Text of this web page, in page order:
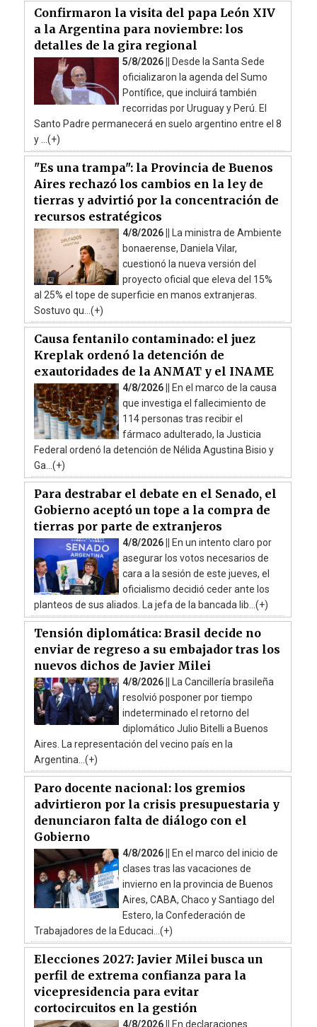
Confirmaron la visita del papa León XIV
a la Argentina para noviembre: los
detalles de la gira regional
5/8/2026 ||
Desde la Santa Sede
oficializaron la agenda del Sumo
Pontífice, que incluirá también
recorridas por Uruguay y Perú. El
Santo Padre permanecerá en suelo argentino entre el 8
y ...(+)
"Es una trampa": la Provincia de Buenos
Aires rechazó los cambios en la ley de
tierras y advirtió por la concentración de
recursos estratégicos
4/8/2026 ||
La ministra de Ambiente
bonaerense, Daniela Vilar,
cuestionó la nueva versión del
proyecto oficial que eleva del 15%
al 25% el tope de superficie en manos extranjeras.
Sostuvo qu...(+)
Causa fentanilo contaminado: el juez
Kreplak ordenó la detención de
exautoridades de la ANMAT y el INAME
4/8/2026 ||
En el marco de la causa
que investiga el fallecimiento de
114 personas tras recibir el
fármaco adulterado, la Justicia
Federal ordenó la detención de Nélida Agustina Bisio y
Ga...(+)
Para destrabar el debate en el Senado, el
Gobierno aceptó un tope a la compra de
tierras por parte de extranjeros
4/8/2026 ||
En un intento claro por
asegurar los votos necesarios de
cara a la sesión de este jueves, el
oficialismo decidió ceder ante los
planteos de sus aliados. La jefa de la bancada lib...(+)
Tensión diplomática: Brasil decide no
enviar de regreso a su embajador tras los
nuevos dichos de Javier Milei
4/8/2026 ||
La Cancillería brasileña
resolvió posponer por tiempo
indeterminado el retorno del
diplomático Julio Bitelli a Buenos
Aires. La representación del vecino país en la
Argentina...(+)
Paro docente nacional: los gremios
advirtieron por la crisis presupuestaria y
denunciaron falta de diálogo con el
Gobierno
4/8/2026 ||
En el marco del inicio de
clases tras las vacaciones de
invierno en la provincia de Buenos
Aires, CABA, Chaco y Santiago del
Estero, la Confederación de
Trabajadores de la Educaci...(+)
Elecciones 2027: Javier Milei busca un
perfil de extrema confianza para la
vicepresidencia para evitar
cortocircuitos en la gestión
4/8/2026 || En declaraciones